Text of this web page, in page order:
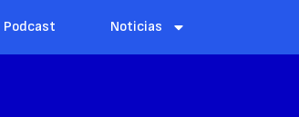
Podcast Noticias